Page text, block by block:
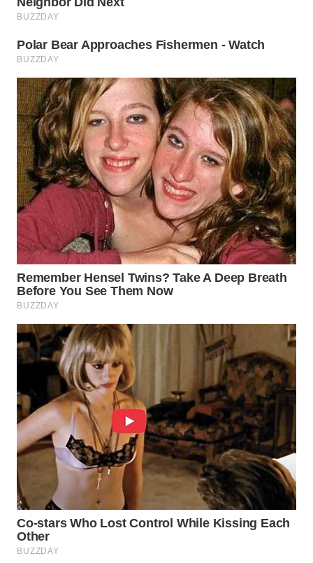
WN
INDRAMAYU
WN
KUNINGAN
WN
MAJALENGKA
WN
SUBANG
WN
SUKABUMI
WN
PURWAKARTA
WN
PRIANGAN
TIMUR
WN
SEMARANG
WN
WN
BOROBUDUR
WN